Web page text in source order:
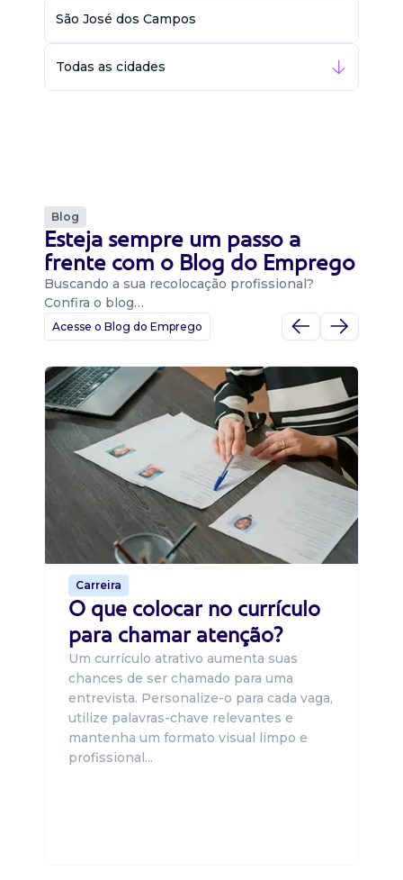
São José dos Campos
Todas as cidades
Blog
Esteja sempre um passo a
frente com o Blog do Emprego
Buscando a sua recolocação profissional?
Confira o blog…
Acesse o Blog do Emprego
Carreira
O que colocar no currículo
para chamar atenção?
Um currículo atrativo aumenta suas
chances de ser chamado para uma
entrevista. Personalize-o para cada vaga,
utilize palavras-chave relevantes e
mantenha um formato visual limpo e
profissional...